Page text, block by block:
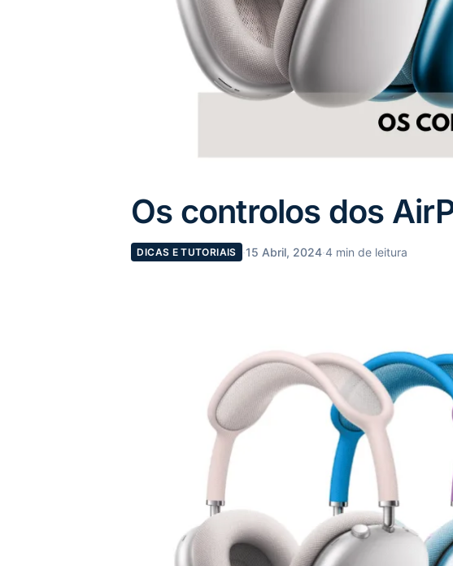
Os controlos dos
DICAS E TUTORIAIS ·15 Abril, 2024·4 min de leitura